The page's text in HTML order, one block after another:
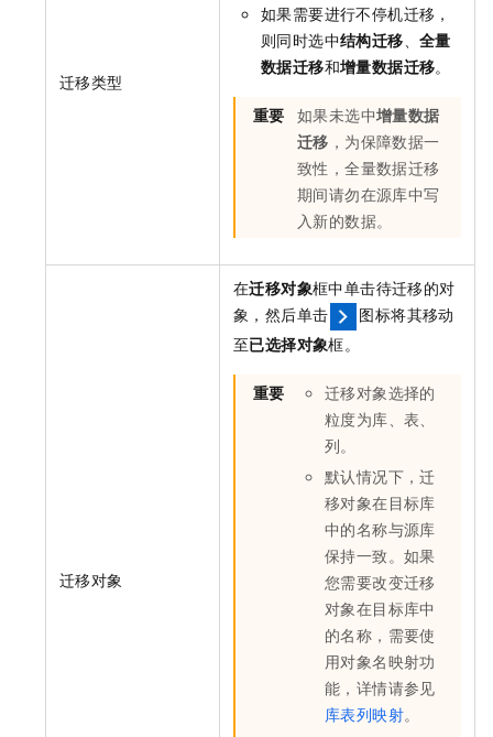
迁移类型
如果需要进行不停机迁移，
则同时选中结构迁移 、全量
数据迁移和增量数据迁移。
重要 如果未选中增量数据
迁移 ，为保障数据一
致性，全量数据迁移
期间请勿在源库中写
入新的数据。
迁移对象
在迁移对象框中单击待迁移的对
象，然后单击
图标将其移动
至已选择对象框。
重要
迁移对象选择的
粒度为库、表、
列。
默认情况下，迁
移对象在目标库
中的名称与源库
保持一致。如果
您需要改变迁移
对象在目标库中
的名称，需要使
用对象名映射功
能，详情请参见
库表列映射。